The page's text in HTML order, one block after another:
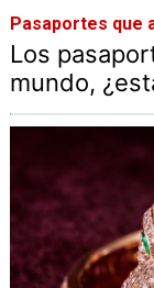
Pasaportes que
Los
mundo,